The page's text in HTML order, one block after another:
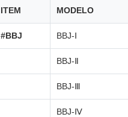
ITEM MODELO
#BBJ BBJ-Ⅰ
BBJ-Ⅱ
BBJ-Ⅲ
BBJ-Ⅳ